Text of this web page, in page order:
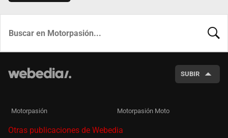
SUBIR
Motorpasión Motorpasión Moto
Otras publicaciones de Webedia